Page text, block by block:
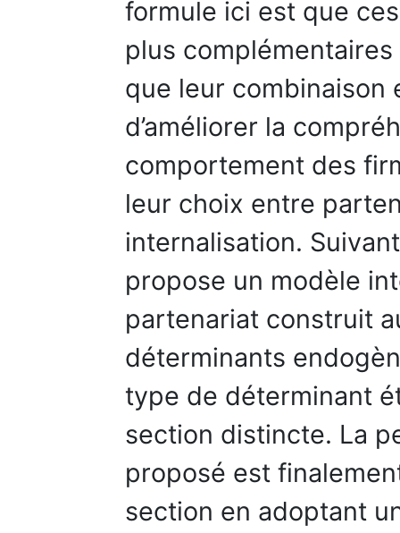
formule ici est que
plus
que leur combinaison
d’améliorer la
comportement des
leur choix entre
internalisation.
propose un modèle
partenariat construit
déterminants
type de déterminant
section distincte. La
proposé est
section en adoptant